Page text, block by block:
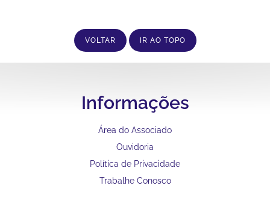
VOLTAR IR AO TOPO
Informações
Área do Associado
Ouvidoria
Política de Privacidade
Trabalhe Conosco